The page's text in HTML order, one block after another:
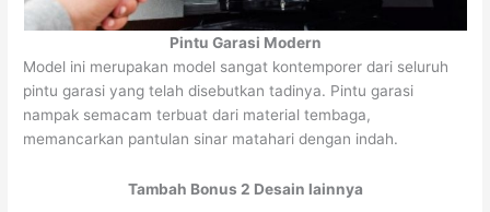
Pintu Garasi Modern
Model ini merupakan model sangat kontemporer dari seluruh
pintu garasi yang telah disebutkan tadinya. Pintu garasi
nampak semacam terbuat dari material tembaga,
memancarkan pantulan sinar matahari dengan indah.
Tambah Bonus 2 Desain lainnya